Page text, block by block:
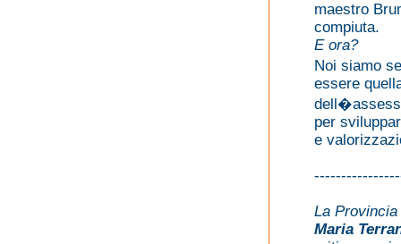
maestro
compiuta.
E ora?
Noi siamo
essere
per
e
La
Maria